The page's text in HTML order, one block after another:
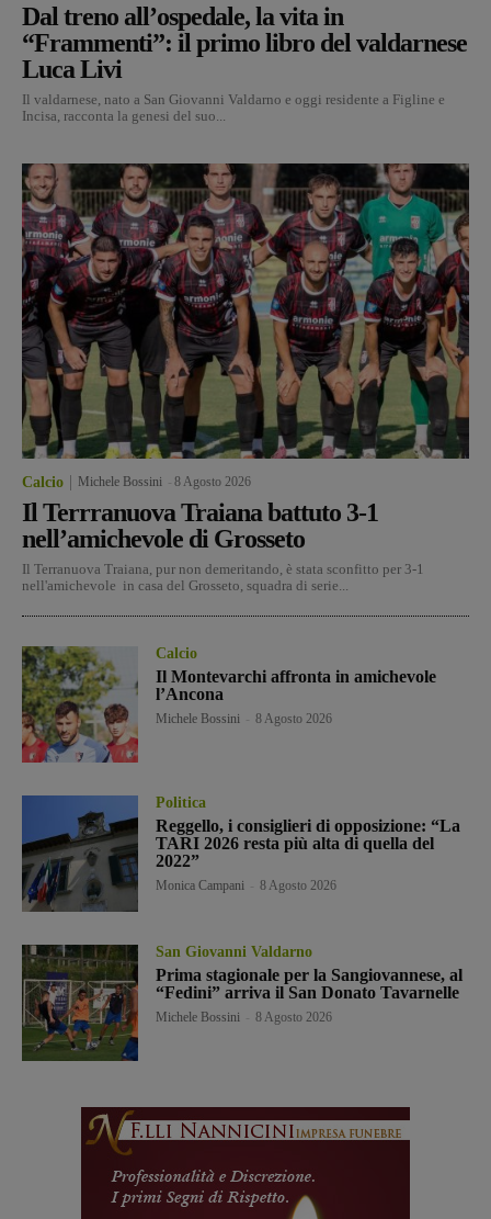
Dal treno all’ospedale, la vita in
“Frammenti”: il primo libro del valdarnese
Luca Livi
Il valdarnese, nato a San Giovanni Valdarno e oggi residente a Figline e
Incisa, racconta la genesi del suo...
Calcio Michele Bossini 8 Agosto 2026
Il Terrranuova Traiana battuto 3-1
nell’amichevole di Grosseto
Il Terranuova Traiana, pur non demeritando, è stata sconfitto per 3-1
nell'amichevole in casa del Grosseto, squadra di serie...
Calcio
Il Montevarchi affronta in amichevole
l’Ancona
Michele Bossini 8 Agosto 2026
Politica
Reggello, i consiglieri di opposizione: “La
TARI 2026 resta più alta di quella del
2022”
Monica Campani 8 Agosto 2026
San Giovanni Valdarno
Prima stagionale per la Sangiovannese, al
“Fedini” arriva il San Donato Tavarnelle
Michele Bossini 8 Agosto 2026